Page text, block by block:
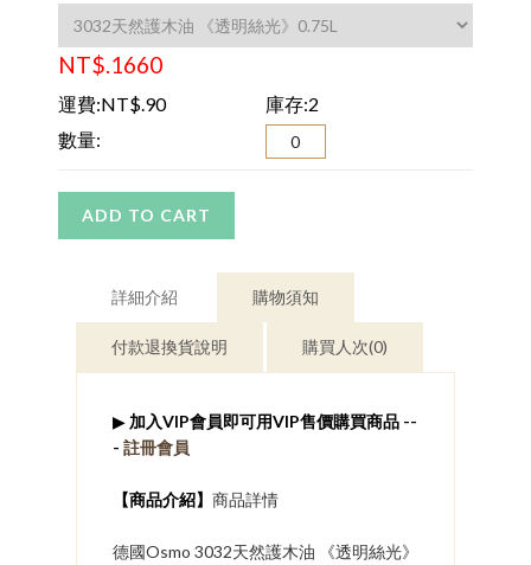
NT$.1660
運費:NT$.90
庫存:2
數量:
ADD TO CART
詳細介紹 購物須知
付款退換貨說明 購買人次(0)
▶ 加入VIP會員即可用VIP售價購買商品 --
- 註冊會員
​【商品介紹】 商品詳情
德國Osmo 3032天然護木油 《透明絲光》